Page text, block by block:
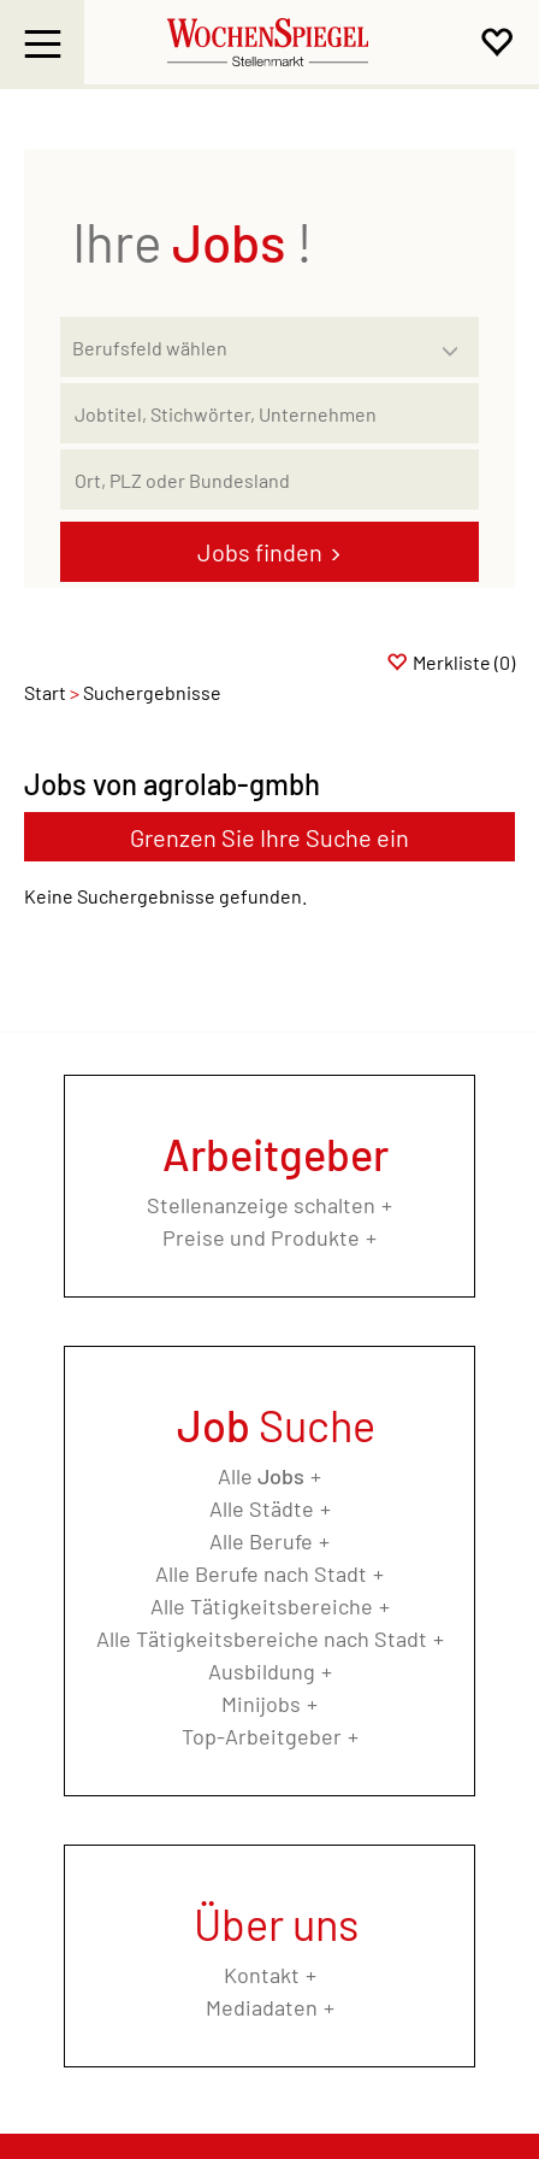
Ihre Jobs !
Jobs finden
Start Suchergebnisse
Merkliste (0)
Jobs von agrolab-gmbh
Grenzen Sie Ihre Suche ein
Keine Suchergebnisse gefunden.
Arbeitgeber
Stellenanzeige schalten
Preise und Produkte
Job Suche
Alle Jobs
Alle Städte
Alle Berufe
Alle Berufe nach Stadt
Alle Tätigkeitsbereiche
Alle Tätigkeitsbereiche nach Stadt
Ausbildung
Minijobs
Top-Arbeitgeber
Über uns
Kontakt
Mediadaten